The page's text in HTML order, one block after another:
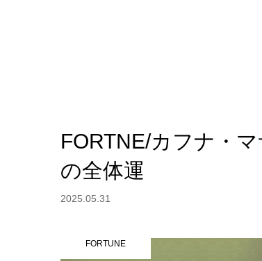
FORTNE/カフナ・
の全体運
2025.05.31
FORTUNE